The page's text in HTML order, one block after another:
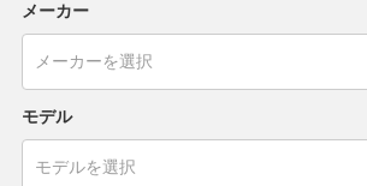
メーカー
モデル